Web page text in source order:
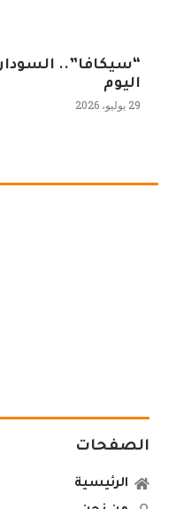
“سيكافا”..
اليوم
29 يوليو، 2026
الصفحات
الرئيسية